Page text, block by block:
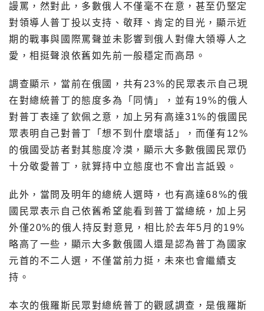
謾罵，然對此，多數俄人不僅毫不在意，甚至仍堅定
對領導人普丁投以支持、敬拜、肯定的目光，顯示近
期的戰事與國際罵聲並未影響到俄人對偉大領導人之
愛，相挺聲浪依舊如先前一般穩定而高昂。
調查顯示，當前在俄國，共有23%的民眾表示自己現
在對總統普丁的態度多為「同情」，並有19%的俄人
對普丁表達了欽佩之意，加上另有高達31%的俄國民
眾表明自己對普丁「想不到什麼壞話」，而僅有12%
的俄國受訪者對其態度冷漠，顯示大多數俄國民眾仍
十分敬愛普丁，就算持中立態度也不會出言詆毀。
此外，當問及明年的總統人選時，也有高達68%的俄
國民眾表示自己依舊希望能看到普丁當總統，加上另
外僅20%的俄人持反對意見，相比於去年5月的19%
略高了一些，顯示大多數俄國人還是認為普丁為國家
元首的不二人選，不僅當前力挺，未來也會繼續支
持。
本次的俄羅斯民眾對總統普丁的觀感調查，是俄羅斯